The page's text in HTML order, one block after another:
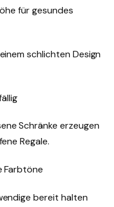
für gesundes
schlichten Design
Schränke erzeugen
Regale.
Farbtöne
bereit halten